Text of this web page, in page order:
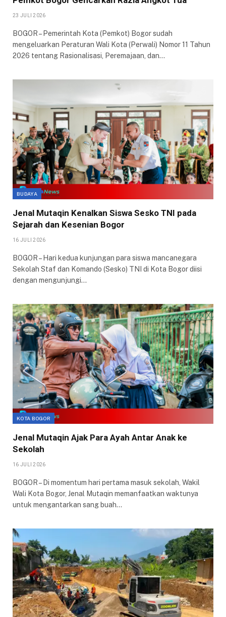
23 JULI 2026
BOGOR – Pemerintah Kota (Pemkot) Bogor sudah
mengeluarkan Peraturan Wali Kota (Perwali) Nomor 11 Tahun
2026 tentang Rasionalisasi, Peremajaan, dan…
BUDAYA
Jenal Mutaqin Kenalkan Siswa Sesko TNI pada
Sejarah dan Kesenian Bogor
16 JULI 2026
BOGOR – Hari kedua kunjungan para siswa mancanegara
Sekolah Staf dan Komando (Sesko) TNI di Kota Bogor diisi
dengan mengunjungi…
KOTA BOGOR
Jenal Mutaqin Ajak Para Ayah Antar Anak ke
Sekolah
16 JULI 2026
BOGOR – Di momentum hari pertama masuk sekolah, Wakil
Wali Kota Bogor, Jenal Mutaqin memanfaatkan waktunya
untuk mengantarkan sang buah…